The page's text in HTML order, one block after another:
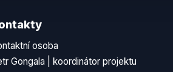
osoba
Gongala | koordinátor projektu